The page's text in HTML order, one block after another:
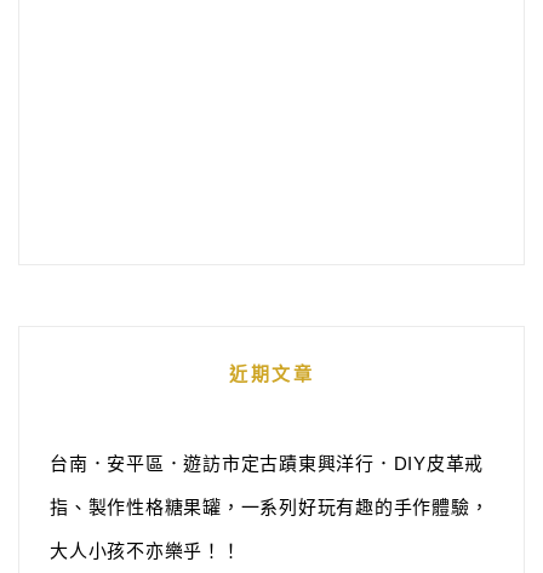
近期文章
台南．安平區．遊訪市定古蹟東興洋行．DIY皮革戒
指、製作性格糖果罐，一系列好玩有趣的手作體驗，
大人小孩不亦樂乎！！